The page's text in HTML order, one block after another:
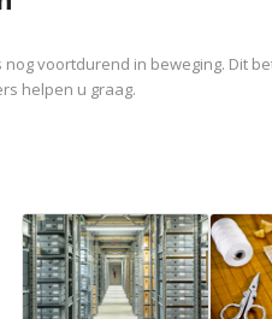
nog voortdurend in beweging. Dit
helpen u graag.